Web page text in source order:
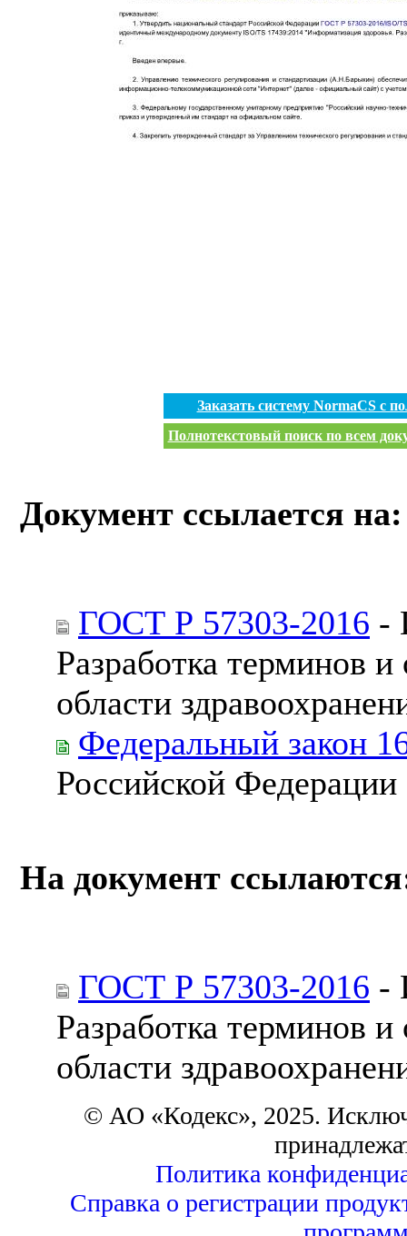
Заказать систему NormaCS с
Полнотекстовый поиск по всем
Документ ссылается на:
ГОСТ Р 57303-2016 -
Разработка терминов
области
Федеральный закон
Российской Федерации
На документ
ГОСТ Р 57303-2016 -
Разработка терминов
области
© АО «Кодекс», 2025.
Политика
Справка о регистрации